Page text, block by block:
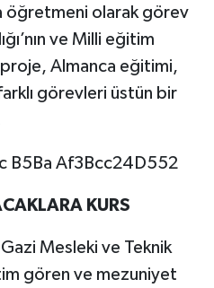
öğretmeni olarak görev
ve Milli eğitim
Almanca eğitimi,
görevleri üstün bir
KURS
Mesleki ve Teknik
gören ve mezuniyet